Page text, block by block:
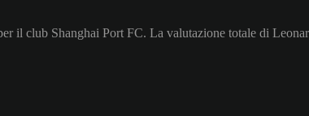
il club Shanghai Port FC. La valutazione totale di